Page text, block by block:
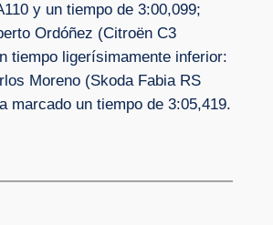
y un tiempo de 3:00,099;
Ordóñez (Citroën C3
tiempo ligerísimamente inferior:
Moreno (Skoda Fabia RS
marcado un tiempo de 3:05,419.